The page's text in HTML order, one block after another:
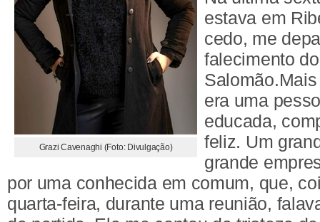
Grazi Cavenaghi (Foto: Divulgação)
estava em
cedo, me
falecimento
era uma
educada,
feliz. Um
grande
por uma conhecida em comum, que,
quarta-feira, durante uma reunião,